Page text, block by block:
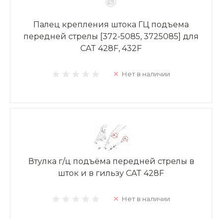
Палец крепления штока ГЦ подъема
передней стрелы [372-5085, 3725085] для
CAT 428F, 432F
Нет в наличии
Втулка г/ц подъёма передней стрелы в
шток и в гильзу CAT 428F
Нет в наличии